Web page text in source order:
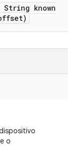
String known
o